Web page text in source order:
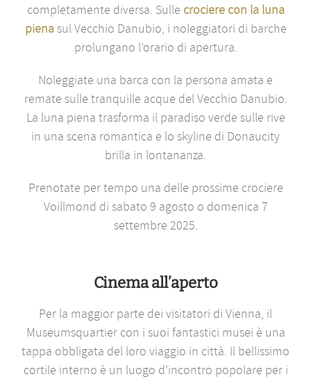
completamente diversa. Sulle crociere con la luna
pienasul Vecchio Danubio, i noleggiatori di barche
prolungano l’orario di apertura.
Noleggiate una barca con la persona amata e
remate sulle tranquille acque del Vecchio Danubio.
La luna piena trasforma il paradiso verde sulle rive
in una scena romantica e lo skyline di Donaucity
brilla in lontananza.
Prenotate per tempo una delle prossime crociere
Voillmond di sabato 9 agosto o domenica 7
settembre 2025.
Cinema all’aperto
Per la maggior parte dei visitatori di Vienna, il
Museumsquartier con i suoi fantastici musei è una
tappa obbligata del loro viaggio in città. Il bellissimo
cortile interno è un luogo d’incontro popolare per i